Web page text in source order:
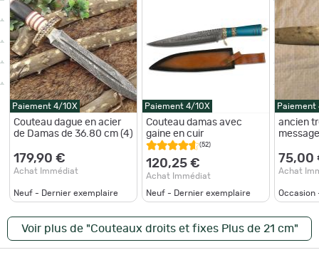
Paiement 4/10X
Couteau dague en acier
de Damas de 36.80 cm (4)
179,90 €
Achat Immédiat
Neuf - Dernier exemplaire
Paiement 4/10X
Couteau damas avec
gaine en cuir
(52)
120,25 €
Achat Immédiat
Neuf - Dernier exemplaire
Paiement
ancien
75,00
Achat
Occasion
Voir plus de "Couteaux droits et fixes Plus de 21 cm"